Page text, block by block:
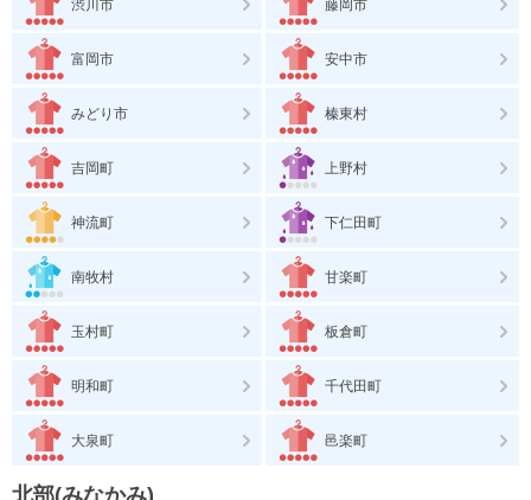
渋川市 藤岡市
富岡市 安中市
みどり市 榛東村
吉岡町 上野村
神流町 下仁田町
南牧村 甘楽町
玉村町 板倉町
明和町 千代田町
大泉町 邑楽町
北部(みなかみ)